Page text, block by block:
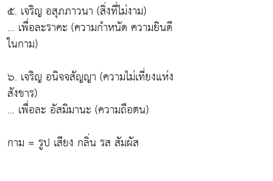
๕. เจริญ อสุภภาวนา (สิ่งที่ไม่งาม)
... เพื่อละราคะ (ความกำหนัด ความยินดี
ในกาม)
๖. เจริญ อนิจจสัญญา (ความไม่เที่ยงแห่ง
สังขาร)
... เพื่อละ อัสมิมานะ (ความถือตน)
กาม = รูป เสียง กลิ่น รส สัมผัส